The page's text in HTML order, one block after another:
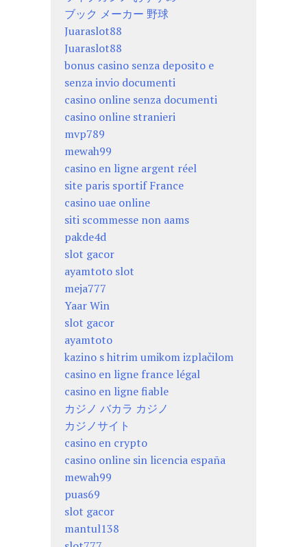
ブック メーカー 野球
Juaraslot88
Juaraslot88
bonus casino senza deposito e
senza invio documenti
casino online senza documenti
casino online stranieri
mvp789
mewah99
casino en ligne argent réel
site paris sportif France
casino uae online
siti scommesse non aams
pakde4d
slot gacor
ayamtoto slot
meja777
Yaar Win
slot gacor
ayamtoto
kazino s hitrim umikom izplačilom
casino en ligne france légal
casino en ligne fiable
カジノ バカラ カジノ
カジノサイト
casino en crypto
casino online sin licencia españa
mewah99
puas69
slot gacor
mantul138